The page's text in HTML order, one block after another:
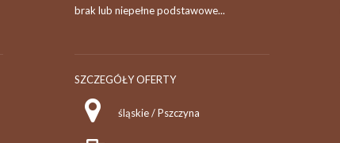
brak lub niepełne podstawowe...
SZCZEGÓŁY OFERTY
śląskie / Pszczyna